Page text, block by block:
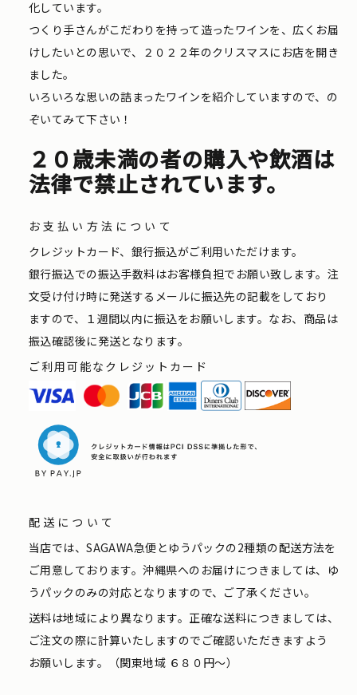
化しています。
つくり手さんがこだわりを持って造ったワインを、広くお届
けしたいとの思いで、２０２２年のクリスマスにお店を開き
ました。
いろいろな思いの詰まったワインを紹介していますので、の
ぞいてみて下さい！
２０歳未満の者の購入や飲酒は
法律で禁止されています。
お支払い方法について
クレジットカード、銀行振込がご利用いただけます。
銀行振込での振込手数料はお客様負担でお願い致します。注
文受け付け時に発送するメールに振込先の記載をしており
ますので、１週間以内に振込をお願いします。なお、商品は
振込確認後に発送となります。
ご利用可能なクレジットカード
配送について
当店では、SAGAWA急便とゆうパックの2種類の配送方法を
ご用意しております。沖縄県へのお届けにつきましては、ゆ
うパックのみの対応となりますので、ご了承ください。
送料は地域により異なります。正確な送料につきましては、
ご注文の際に計算いたしますのでご確認いただきますよう
お願いします。（関東地域 ６８０円〜）